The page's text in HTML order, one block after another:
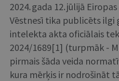
2024. gada 12. jūlijā
Vēstnesī tika publicēts ilgi
intelekta akta oficiālais
2024/1689[1] (turpmāk -
pirmais šāda veida
kura mērķis ir nodrošināt